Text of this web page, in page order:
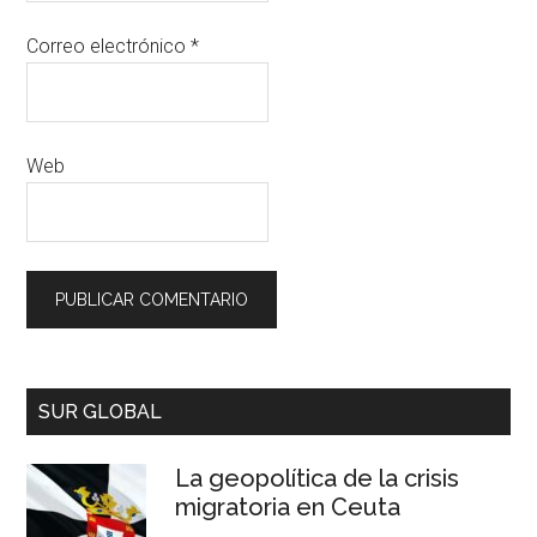
Correo electrónico*
Web
SUR GLOBAL
La geopolítica de la crisis
migratoria en Ceuta